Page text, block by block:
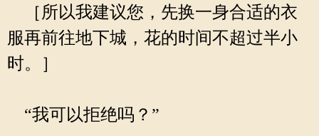
［所以我建议您，先换一身合适的衣
服再前往地下城，花的时间不超过半小
时。］
“我可以拒绝吗？”